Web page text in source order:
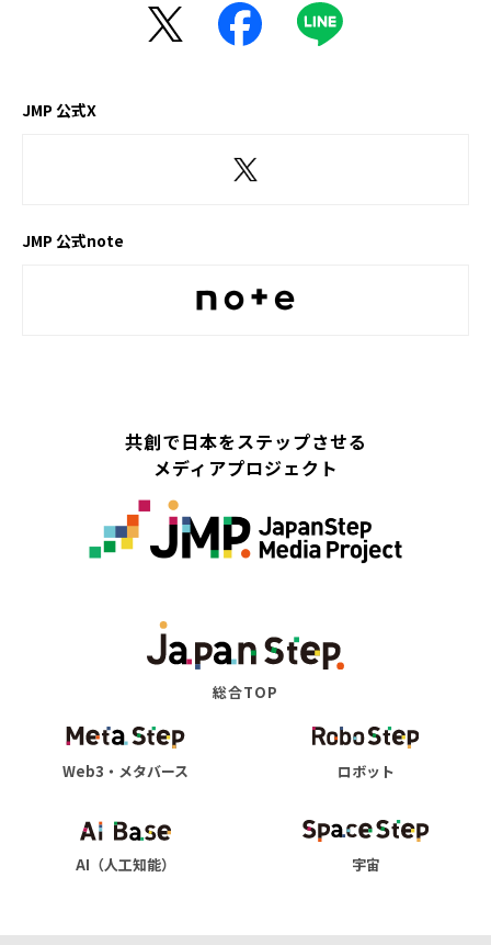
JMP 公式X
JMP 公式note
共創で日本をステップさせる
メディアプロジェクト
総合TOP
Web3・メタバース ロボット
AI（人工知能） 宇宙